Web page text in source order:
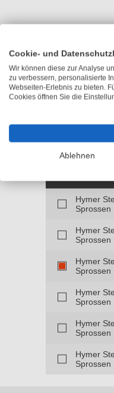
Hymer
Sprossen
Hymer
Sprossen
Hymer
Sprossen
Hymer
Sprossen
Hymer
Sprossen
Hymer
Sprossen
Cookie- und
Wir können diese zur Analyse
zu verbessern, personalisierte
Webseiten-Erlebnis zu bieten.
Cookies öffnen Sie die
Ablehnen